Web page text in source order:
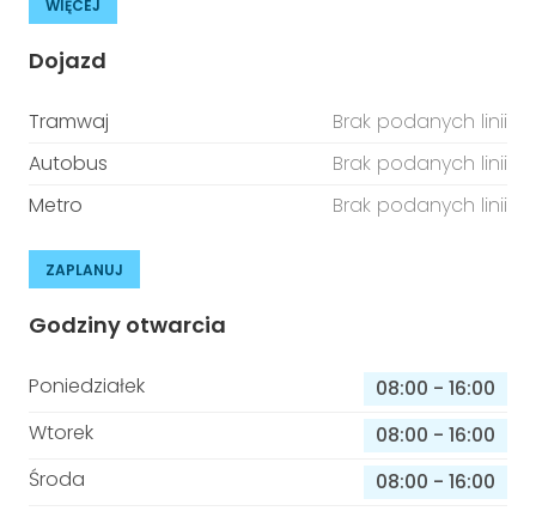
WIĘCEJ
Dojazd
Tramwaj
Brak podanych linii
Autobus
Brak podanych linii
Metro
Brak podanych linii
ZAPLANUJ
Godziny otwarcia
Poniedziałek 08:00 - 16:00
Wtorek
08:00 - 16:00
Środa
08:00 - 16:00